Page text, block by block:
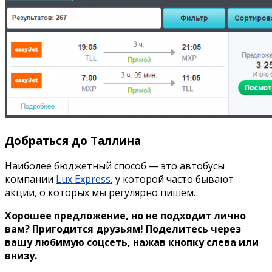
Добраться до Таллина
Наиболее бюджетный способ — это автобусы
компании Lux Express, у которой часто бывают
акции, о которых мы регулярно пишем.
Хорошее предложение, но не подходит лично
вам? Пригодится друзьям! Поделитесь через
вашу любимую соцсеть, нажав кнопку слева или
внизу.